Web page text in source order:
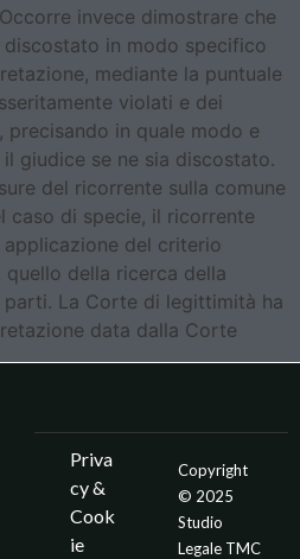
invece dimostrare che
in modo specifico
mediante la puntuale
violati e dei
in quale modo e
giudice se ne sia discostato.
del ricorrente sulla comune
caso di specie, il ricorrente
del criterio
della ricerca della
La Corte di legittimità ha
data dalla Corte
Priva
cy &
Cook
ie
Copyright
© 2025
Studio
Legale TMC